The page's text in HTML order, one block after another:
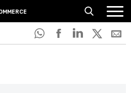
belangrijker bij oriëntatie